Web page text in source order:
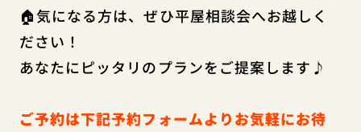
🏠気になる方は、ぜひ平屋相談会へお越しく
ださい！
あなたにピッタリのプランをご提案します♪
ご予約は下記予約フォームよりお気軽にお待